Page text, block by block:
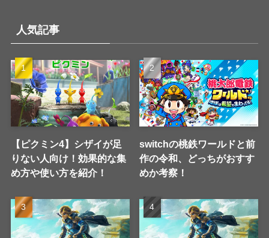
人気記事
【ピクミン4】シザイが足
りない人向け！効果的な集
め方や使い方を紹介！
switchの桃鉄ワールドと前
作の令和、どっちがおすす
めか考察！